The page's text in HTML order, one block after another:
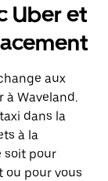
Uber et
aux
à Waveland.
dans la
à la
soit pour
ou pour vous